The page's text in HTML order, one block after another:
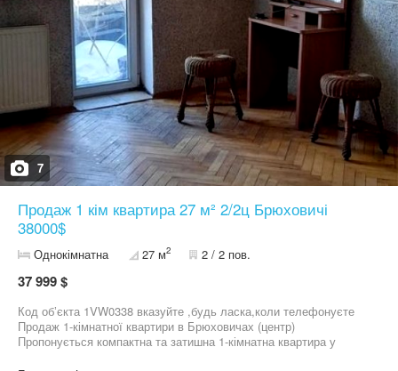
7
Продаж 1 кім квартира 27 м² 2/2ц Брюховичі
38000$
Однокімнатна 27 м2 2 / 2 пов.
37 999 $
Код обʼєкта 1VW0338 вказуйте ,будь ласка,коли телефонуєте
Продаж 1-кімнатної квартири в Брюховичах (центр)
Пропонується компактна та затишна 1-кімнатна квартира у